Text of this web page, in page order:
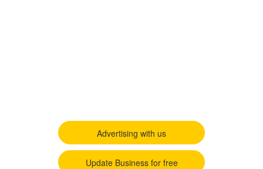
Advertising with us
Update Business for free